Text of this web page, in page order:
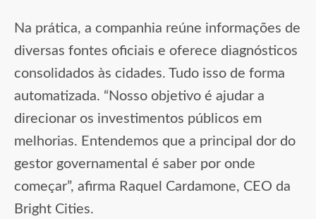
Na prática, a companhia reúne informações de
diversas fontes oficiais e oferece diagnósticos
consolidados às cidades. Tudo isso de forma
automatizada. “Nosso objetivo é ajudar a
direcionar os investimentos públicos em
melhorias. Entendemos que a principal dor do
gestor governamental é saber por onde
começar”, afirma Raquel Cardamone, CEO da
Bright Cities.